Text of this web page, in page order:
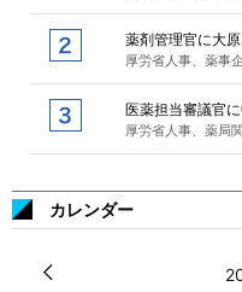
薬剤管理官に大
厚労省人事、薬事
医薬担当審議官
厚労省人事、薬局
カレンダー